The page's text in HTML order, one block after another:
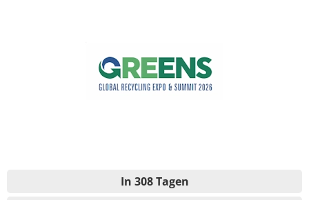
In 308 Tagen